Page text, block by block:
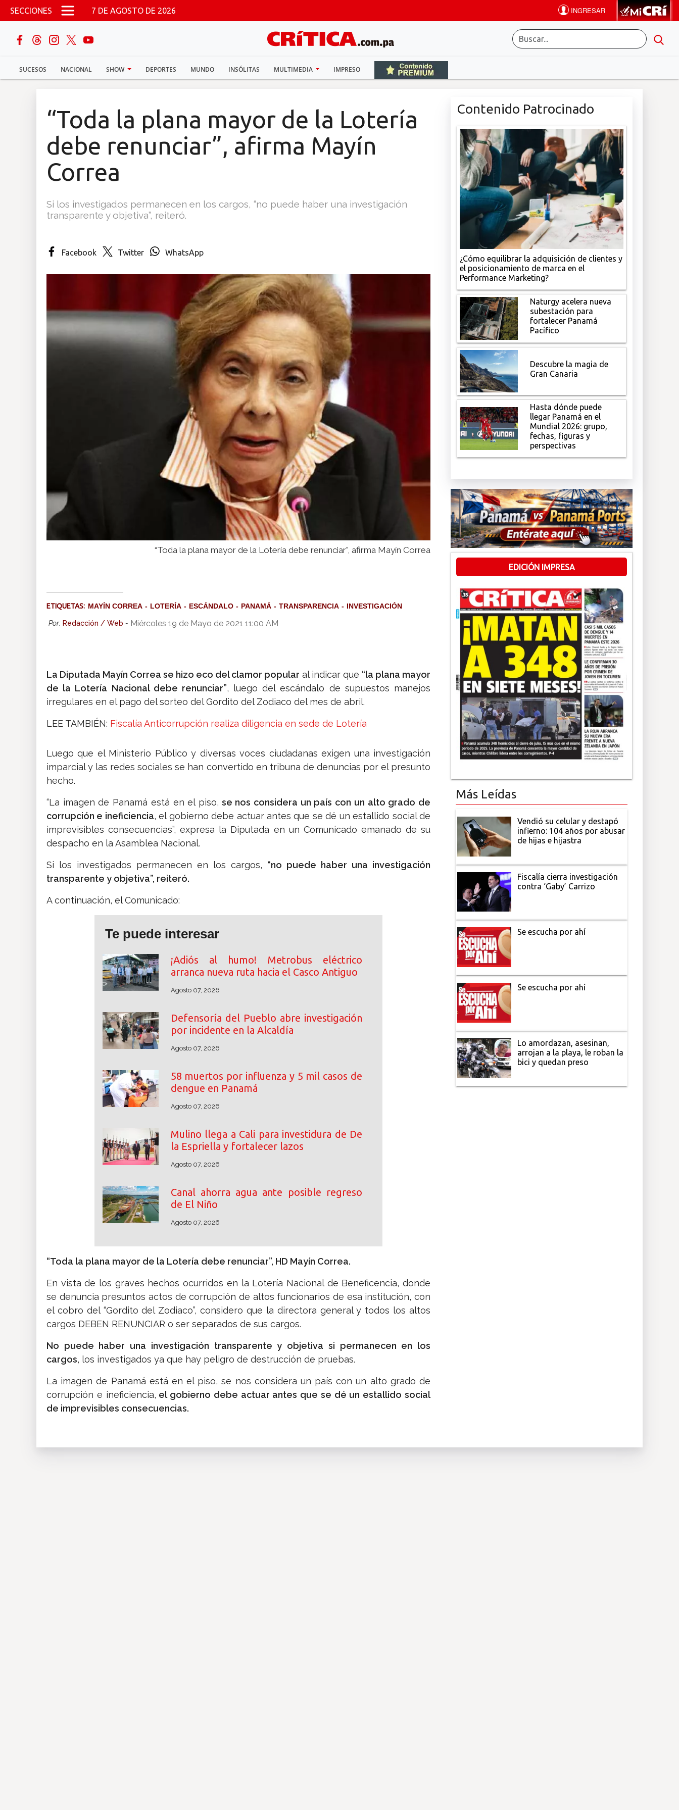
Pasar al contenido principal
SECCIONES 7 DE AGOSTO DE 2026
SUCESOS NACIONAL SHOW DEPORTES MUNDO INSÓLITAS MULTIMEDIA IMPRESO
buscar
Sucesos
Multimedia
“Toda la plana mayor de la Lotería
debe renunciar”, afirma Mayín
Correa
Si los investigados permanecen en los cargos, “no puede haber una investigación
transparente y objetiva”, reiteró.
Facebook Twitter WhatsApp
“Toda la plana mayor de la Lotería debe renunciar”, afirma Mayín Correa
ETIQUETAS: MAYÍN CORREA LOTERÍA ESCÁNDALO PANAMÁ TRANSPARENCIA INVESTIGACIÓN
Por: Redacción / Web - Miércoles 19 de Mayo de 2021 11:00 AM
La Diputada Mayín Correa se hizo eco del clamor popular al indicar que “la plana mayor
de la Lotería Nacional debe renunciar”, luego del escándalo de supuestos manejos
irregulares en el pago del sorteo del Gordito del Zodiaco del mes de abril.
LEE TAMBIÉN: Fiscalía Anticorrupción realiza diligencia en sede de Lotería
Luego que el Ministerio Público y diversas voces ciudadanas exigen una investigación
imparcial y las redes sociales se han convertido en tribuna de denuncias por el presunto
hecho.
“La imagen de Panamá está en el piso, se nos considera un país con un alto grado de
corrupción e ineficiencia, el gobierno debe actuar antes que se dé un estallido social de
imprevisibles consecuencias”, expresa la Diputada en un Comunicado emanado de su
despacho en la Asamblea Nacional.
Si los investigados permanecen en los cargos, “no puede haber una investigación
transparente y objetiva”, reiteró.
A continuación, el Comunicado:
Te puede interesar
¡Adiós al humo! Metrobus eléctrico
arranca nueva ruta hacia el Casco Antiguo
Agosto 07, 2026
Defensoría del Pueblo abre investigación
por incidente en la Alcaldía
Agosto 07, 2026
58 muertos por influenza y 5 mil casos de
dengue en Panamá
Agosto 07, 2026
Mulino llega a Cali para investidura de De
la Espriella y fortalecer lazos
Agosto 07, 2026
Canal ahorra agua ante posible regreso
de El Niño
Agosto 07, 2026
“Toda la plana mayor de la Lotería debe renunciar”, HD Mayín Correa.
En vista de los graves hechos ocurridos en la Lotería Nacional de Beneficencia, donde
se denuncia presuntos actos de corrupción de altos funcionarios de esa institución, con
el cobro del “Gordito del Zodiaco”, considero que la directora general y todos los altos
cargos DEBEN RENUNCIAR o ser separados de sus cargos.
No puede haber una investigación transparente y objetiva si permanecen en los
cargos, los investigados ya que hay peligro de destrucción de pruebas.
La imagen de Panamá está en el piso, se nos considera un país con un alto grado de
corrupción e ineficiencia, el gobierno debe actuar antes que se dé un estallido social
de imprevisibles consecuencias.
Contenido Patrocinado
¿Cómo equilibrar la adquisición de clientes y
el posicionamiento de marca en el
Performance Marketing?
Naturgy acelera nueva
subestación para
fortalecer Panamá
Pacífico
Descubre la magia de
Gran Canaria
Hasta dónde puede
llegar Panamá en el
Mundial 2026: grupo,
fechas, figuras y
perspectivas
EDICIÓN IMPRESA
Más Leídas
Vendió su celular y destapó
infierno: 104 años por abusar
de hijas e hijastra
Fiscalía cierra investigación
contra ‘Gaby’ Carrizo
Se escucha por ahí
Se escucha por ahí
Lo amordazan, asesinan,
arrojan a la playa, le roban la
bici y quedan preso